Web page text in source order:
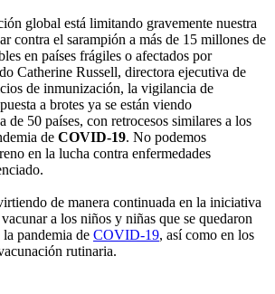
global está limitando gravemente nuestra
contra el sarampión a más de 15 millones de
en países frágiles o afectados por
Catherine Russell, directora ejecutiva de
de inmunización, la vigilancia de
a brotes ya se están viendo
de 50 países, con retrocesos similares a los
de COVID-19. No podemos
en la lucha contra enfermedades
de manera continuada en la iniciativa
a los niños y niñas que se quedaron
pandemia de COVID-19, así como en los
rutinaria.